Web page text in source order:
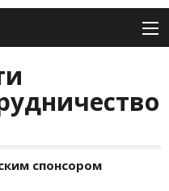
спонсором